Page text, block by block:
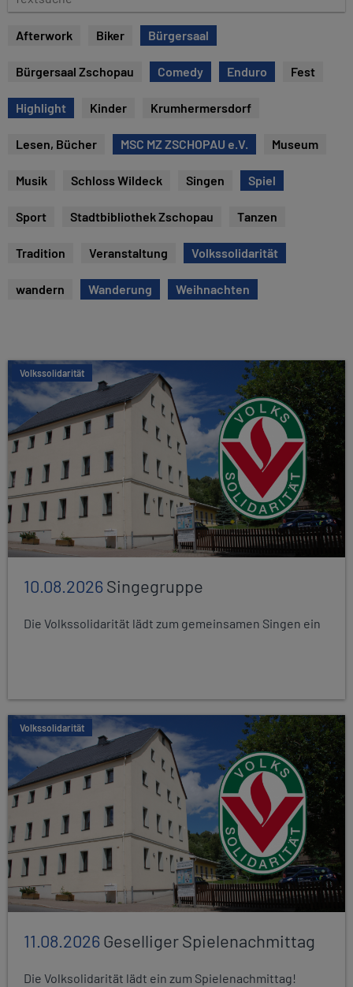
e
c
Afterwork Biker Bürgersaal
Bürgersaal Zschopau Comedy Enduro Fest
Highlight Kinder Krumhermersdorf
Lesen, Bücher MSC MZ ZSCHOPAU e.V. Museum
Musik Schloss Wildeck Singen Spiel
Sport Stadtbibliothek Zschopau Tanzen
Tradition Veranstaltung Volkssolidarität
wandern Wanderung Weihnachten
Volkssolidarität
10.08.2026Singegruppe
Die Volkssolidarität lädt zum gemeinsamen Singen ein
Volkssolidarität
11.08.2026Geselliger Spielenachmittag
Die Volksolidarität lädt ein zum Spielenachmittag!